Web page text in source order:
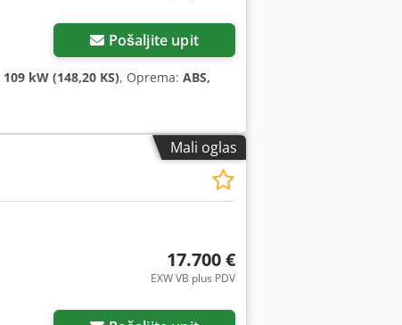
Pošaljite upit
109 kW (148,20 KS), Oprema: ABS,
Mali oglas
17.700 €
EXW VB plus PDV